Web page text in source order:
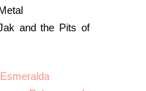
and the Pits of